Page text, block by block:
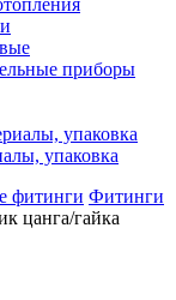
приборы
упаковка
фитинги Фитинги
цанга/гайка